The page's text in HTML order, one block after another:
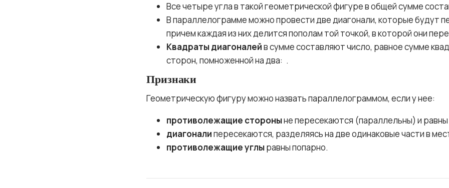
Все четыре угла в такой геометрической фигуре в общей сумме
В параллелограмме можно провести две диагонали, которые будут
причем каждая из них делится пополам той точкой, в которой они
Квадраты диагоналейв сумме составляют число, равное сумме
сторон, помноженной на два: .
Признаки
Геометрическую фигуру можно назвать параллелограммом, если у нее:
противолежащие стороныне пересекаются (параллельны) и
диагоналипересекаются, разделяясь на две одинаковые части в
противолежащие углыравны попарно.